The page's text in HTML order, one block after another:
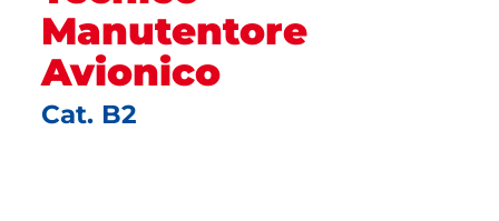
Manutentore
Avionico
Cat. B2